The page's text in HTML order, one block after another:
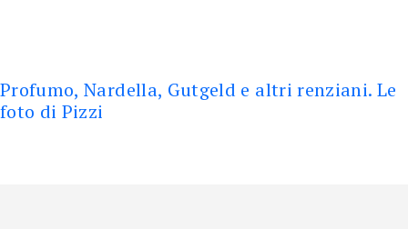
Profumo, Nardella, Gutgeld e altri renziani. Le
foto di Pizzi